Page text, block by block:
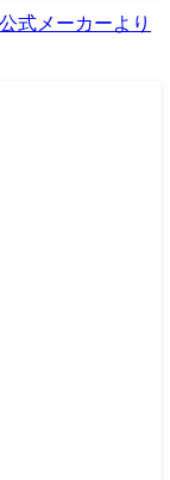
式メーカーより